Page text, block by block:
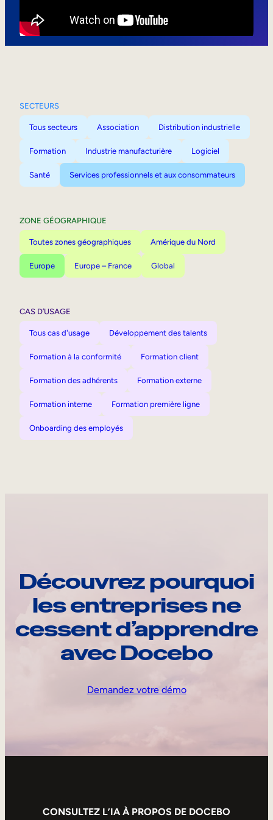
SECTEURS
Tous secteurs Association Distribution industrielle
Formation Industrie manufacturière Logiciel
Santé Services professionnels et aux consommateurs
ZONE GÉOGRAPHIQUE
Toutes zones géographiques Amérique du Nord
Europe Europe – France Global
CAS D’USAGE
Tous cas d'usage Développement des talents
Formation à la conformité Formation client
Formation des adhérents Formation externe
Formation interne Formation première ligne
Onboarding des employés
Découvrez pourquoi
les entreprises ne
cessent d’apprendre
avec Docebo
Demandez votre démo
CONSULTEZ L’IA À PROPOS DE DOCEBO